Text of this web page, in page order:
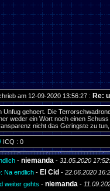
am 12-09-2020 13:56:27 : Re:
Unfug gehoert. Die
weder ein Wort noch einen Schuss
nicht das Geringste zu
ICQ : 0
- niemanda - 31.05.2020
Na endlich- El Cid - 22.06.2020
weiter gehts - niemanda -